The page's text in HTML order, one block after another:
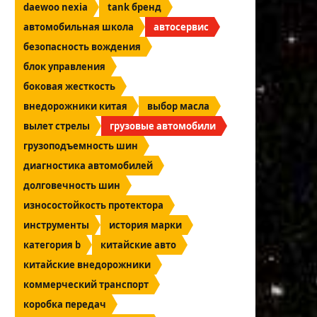
daewoo nexia
tank бренд
автомобильная школа
автосервис
безопасность вождения
блок управления
боковая жесткость
внедорожники китая
выбор масла
вылет стрелы
грузовые автомобили
грузоподъемность шин
диагностика автомобилей
долговечность шин
износостойкость протектора
инструменты
история марки
категория b
китайские авто
китайские внедорожники
коммерческий транспорт
коробка передач